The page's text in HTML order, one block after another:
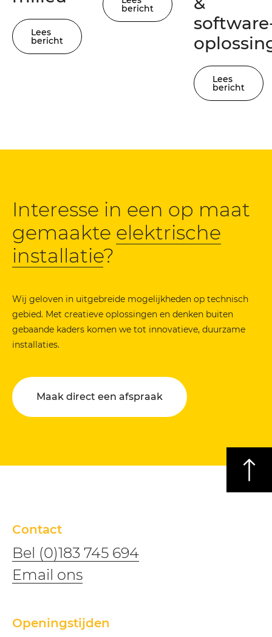
Lees
bericht
bericht
Lees
bericht
Interesse in een op maat
gemaakte elektrische
installatie?
Wij geloven in uitgebreide mogelijkheden op technisch
gebied. Met creatieve oplossingen en denken buiten
gebaande kaders komen we tot innovatieve, duurzame
installaties.
Maak direct een afspraak
Contact
Bel (0)183 745 694
​​Email ons
Openingstijden